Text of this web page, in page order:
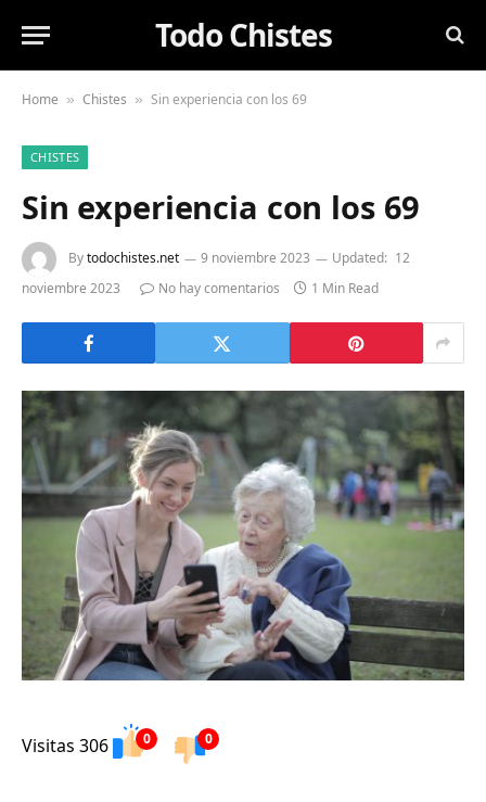
Todo Chistes
Home » Chistes » Sin experiencia con los 69
CHISTES
Sin experiencia con los 69
Bytodochistes.net 9 noviembre 2023 Updated: 12
noviembre 2023
No hay comentarios 1 Min Read
Visitas 306 0 0